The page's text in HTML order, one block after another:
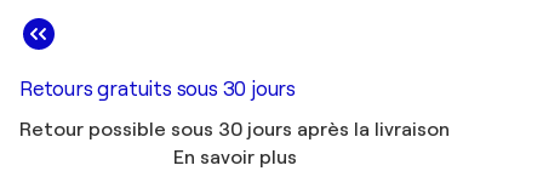
Retours gratuits sous 30 jours
Retour possible sous 30 jours après la livraison
En savoir plus